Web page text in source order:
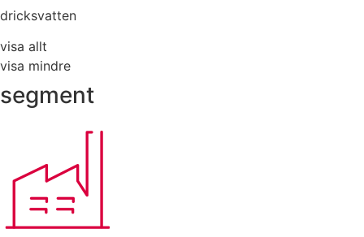
dricksvatten
visa allt
visa mindre
segment